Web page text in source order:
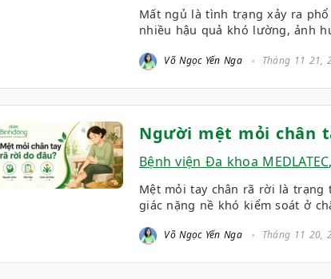
Mất ngủ là tình trạng xảy ra
nhiều hậu quả khó lường, ảnh
Võ Ngọc Yến Nga Tháng 11 21,
Người mệt mỏi chân
Bệnh viện Đa khoa MEDLATEC,
Mệt mỏi tay chân rã rời là trạng
giác nặng nề khó kiểm soát ở
Võ Ngọc Yến Nga Tháng 11 20,